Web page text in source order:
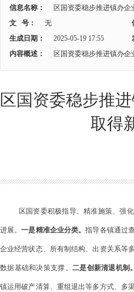
信息名称：
区国资委稳步推进镇办
文 号：
无
生成日期：
2025-05-19 17:55
内容概述：
区国资委稳步推进镇办
区国资委稳步推
取得
区国资委积极指导、精准施策、强
进展。一是精准企业分类。指导各镇通过
企业经营状态、所有制结构、出资关系等
数据基础和决策支撑。 二是创新清退机制。
镇运用破产清算、重组退出等多方式、多